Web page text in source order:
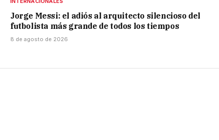
Jorge Messi: el adiós al arquitecto silencioso del
futbolista más grande de todos los tiempos
8 de agosto de 2026